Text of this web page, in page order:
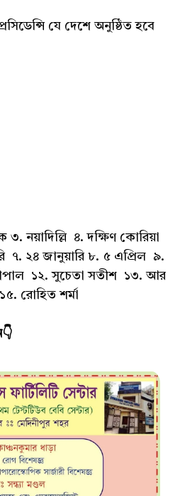
যে দেশে অনুষ্ঠিত হবে
নয়াদিল্লি ৪. দক্ষিণ কোরিয়া
৭. ২৪ জানুয়ারি ৮. ৫ এপ্রিল ৯.
১২. সুচেতা সতীশ ১৩. আর
রোহিত শর্মা